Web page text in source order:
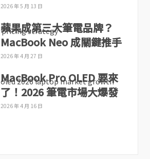
2026 年 5 月 13 日
蘋果成第三大筆電品牌？
MacBook Neo 成關鍵推手
2026 年 4 月 27 日
MacBook Pro OLED 要來
了！2026 筆電市場大爆發
2026 年 4 月 16 日